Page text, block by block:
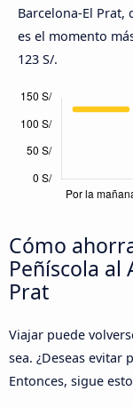
Barcelona-El Prat,
es el momento
123 S/.
Cómo
Peñíscola al
Prat
Viajar puede
sea. ¿Deseas evitar
Entonces, sigue